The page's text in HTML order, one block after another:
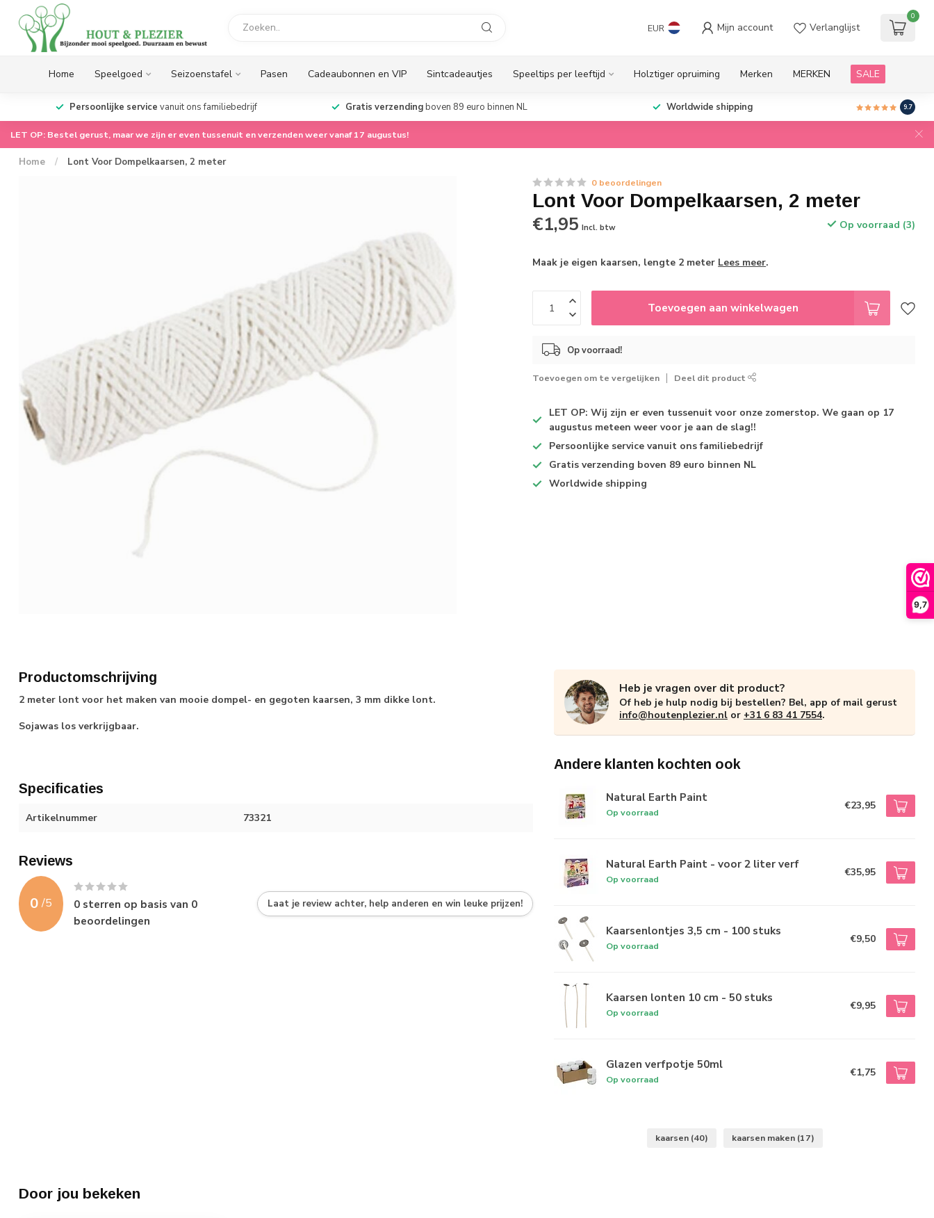
9,7
EUR Mijn account Verlanglijst
0
Home Speelgoed Seizoenstafel Pasen Cadeaubonnen en VIP Sintcadeautjes Speeltips per leeftijd Holztiger opruiming Merken MERKEN SALE
Persoonlijke service vanuit ons familiebedrijf Gratis verzendingboven 89 euro binnen NL Worldwide shipping 9.7
LET OP: Bestel gerust, maar we zijn er even tussenuit en verzenden weer vanaf 17 augustus!
Home / Lont Voor Dompelkaarsen, 2 meter
0 beoordelingen
Lont Voor Dompelkaarsen, 2 meter
€1,95 Incl. btw Op voorraad (3)
Maak je eigen kaarsen, lengte 2 meter Lees meer.
Toevoegen aan winkelwagen
Op voorraad!
Toevoegen om te vergelijken Deel dit product
LET OP: Wij zijn er even tussenuit voor onze zomerstop. We gaan op 17
augustus meteen weer voor je aan de slag!!
Persoonlijke service vanuit ons familiebedrijf
Gratis verzending boven 89 euro binnen NL
Worldwide shipping
Productomschrijving
2 meter lont voor het maken van mooie dompel- en gegoten kaarsen, 3 mm dikke lont.
Sojawas los verkrijgbaar.
Specificaties
Artikelnummer 73321
Reviews
0 /5 0 sterren op basis van 0
beoordelingen
Laat je review achter, help anderen en win leuke prijzen!
Heb je vragen over dit product?
Of heb je hulp nodig bij bestellen? Bel, app of mail gerust
info@houtenplezier.nl or +31 6 83 41 7554.
Andere klanten kochten ook
Natural Earth Paint
Op voorraad
€23,95
Natural Earth Paint - voor 2 liter verf
Op voorraad
€35,95
Kaarsenlontjes 3,5 cm - 100 stuks
Op voorraad
€9,50
Kaarsen lonten 10 cm - 50 stuks
Op voorraad
€9,95
Glazen verfpotje 50ml
Op voorraad
€1,75
kaarsen (40) kaarsen maken (17)
Door jou bekeken